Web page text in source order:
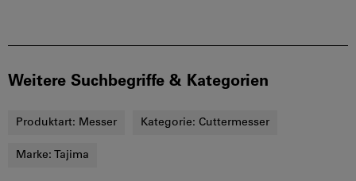
Weitere Suchbegriffe & Kategorien
Produktart: Messer Kategorie: Cuttermesser
Marke: Tajima